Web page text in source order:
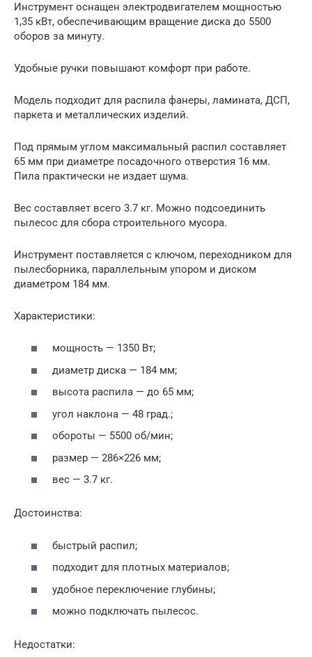
Инструмент оснащен электродвигателем мощностью
1,35 кВт, обеспечивающим вращение диска до 5500
оборов за минуту.
Удобные ручки повышают комфорт при работе.
Модель подходит для распила фанеры, ламината, ДСП,
паркета и металлических изделий.
Под прямым углом максимальный распил составляет
65 мм при диаметре посадочного отверстия 16 мм.
Пила практически не издает шума.
Вес составляет всего 3.7 кг. Можно подсоединить
пылесос для сбора строительного мусора.
Инструмент поставляется с ключом, переходником для
пылесборника, параллельным упором и диском
диаметром 184 мм.
Характеристики:
мощность — 1350 Вт;
диаметр диска — 184 мм;
высота распила — до 65 мм;
угол наклона — 48 град.;
обороты — 5500 об/мин;
размер — 286×226 мм;
вес — 3.7 кг.
Достоинства:
быстрый распил;
подходит для плотных материалов;
удобное переключение глубины;
можно подключать пылесос.
Недостатки: